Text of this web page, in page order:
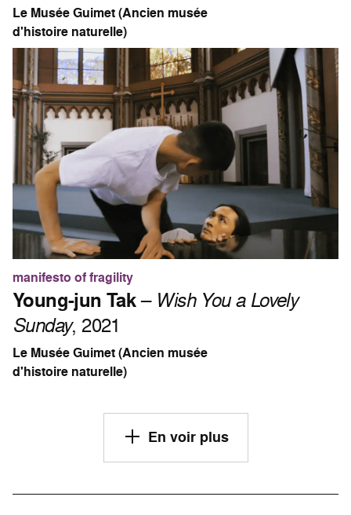
Le Musée Guimet (Ancien musée
d'histoire naturelle)
manifesto of fragility
Young-jun Tak– Wish You a Lovely
Sunday, 2021
Le Musée Guimet (Ancien musée
d'histoire naturelle)
En voir plus